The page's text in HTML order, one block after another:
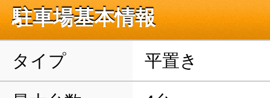
駐車場基本情報
タイプ 平置き